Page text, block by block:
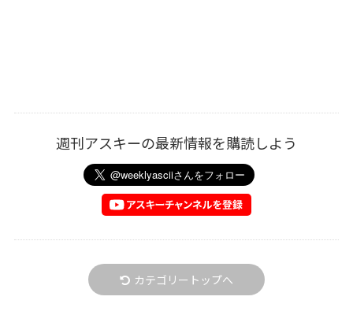
週刊アスキーの最新情報を購読しよう
カテゴリートップへ